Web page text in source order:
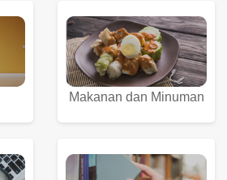
Makanan dan Minuman